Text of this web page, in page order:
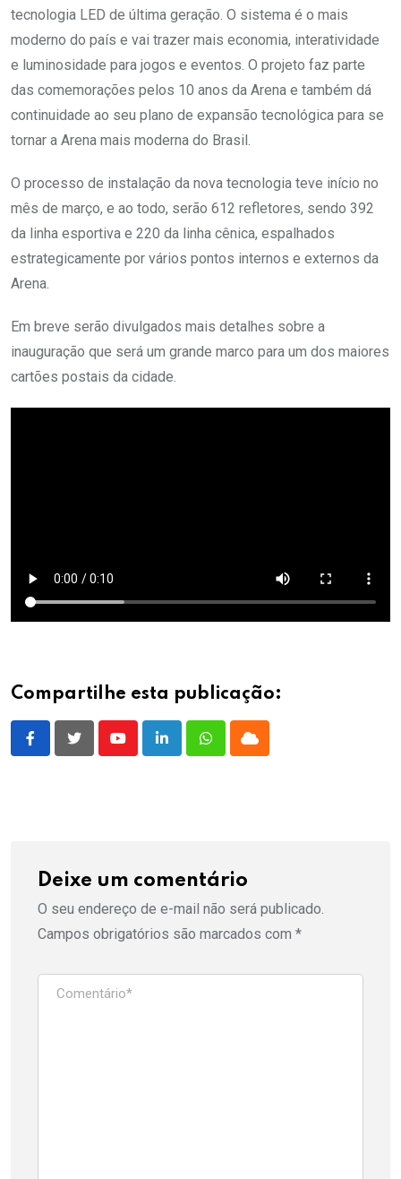
tecnologia LED de última geração. O sistema é o mais
moderno do país e vai trazer mais economia, interatividade
e luminosidade para jogos e eventos. O projeto faz parte
das comemorações pelos 10 anos da Arena e também dá
continuidade ao seu plano de expansão tecnológica para se
tornar a Arena mais moderna do Brasil.
O processo de instalação da nova tecnologia teve início no
mês de março, e ao todo, serão 612 refletores, sendo 392
da linha esportiva e 220 da linha cênica, espalhados
estrategicamente por vários pontos internos e externos da
Arena.
Em breve serão divulgados mais detalhes sobre a
inauguração que será um grande marco para um dos maiores
cartões postais da cidade.
Compartilhe esta publicação:
YoutubeLinkedInWhatsappCloud
Deixe um comentário
O seu endereço de e-mail não será publicado.
Campos obrigatórios são marcados com *